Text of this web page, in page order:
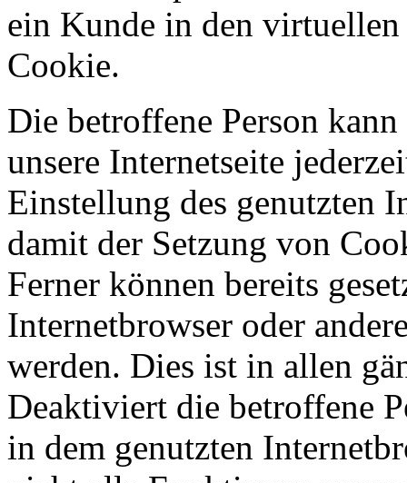
ein Kunde in den
Cookie.
Die betroffene Person
unsere Internetseite
Einstellung des genutzten
damit der Setzung von
Ferner können bereits
Internetbrowser oder
werden. Dies ist in allen
Deaktiviert die betroffene
in dem genutzten